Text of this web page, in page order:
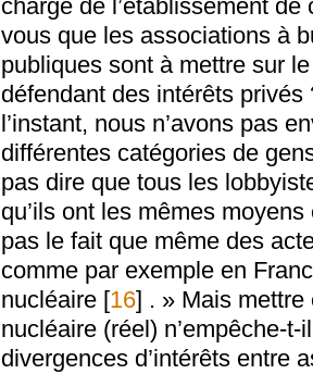
chargé de l’établissement
vous que les associations à
publiques sont à mettre sur
défendant des intérêts
l’instant, nous n’avons pas
différentes catégories de
pas dire que tous les
qu’ils ont les mêmes
pas le fait que même des
comme par exemple en
nucléaire [16] . » Mais mettre
nucléaire (réel) n’empêche-
divergences d’intérêts entre